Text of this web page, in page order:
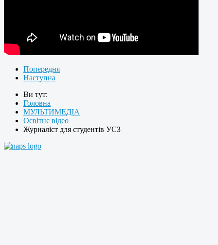
Попередня
Наступна
Ви тут:
Головна
МУЛЬТИМЕДІА
Освітнє відео
Журналіст для студентів УСЗ